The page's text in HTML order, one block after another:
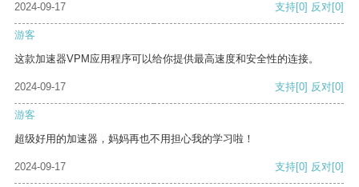
2024-09-17 支持[0] 反对[0]
游客
这款加速器VPM应用程序可以给你提供最高速度和安全性的连接。
2024-09-17 支持[0] 反对[0]
游客
超级好用的加速器，妈妈再也不用担心我的学习啦！
2024-09-17 支持[0] 反对[0]